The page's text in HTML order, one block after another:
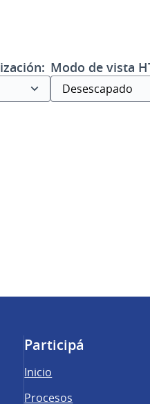
Modo de vista
Participá
Inicio
Procesos